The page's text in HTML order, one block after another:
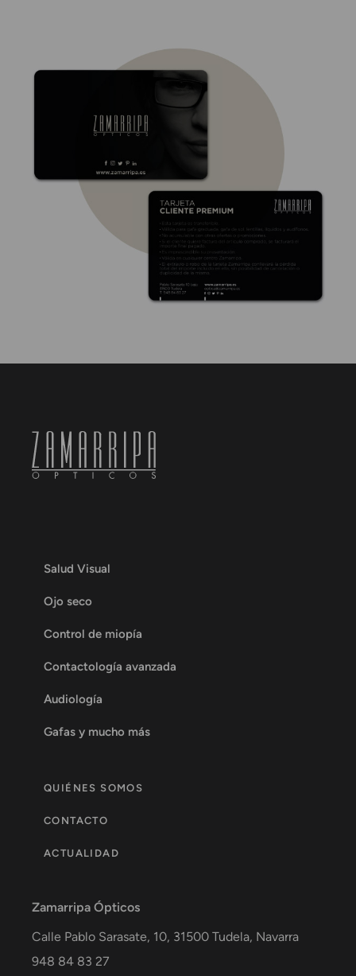
Salud Visual
Ojo seco
Control de miopía
Contactología avanzada
Audiología
Gafas y mucho más
QUIÉNES SOMOS
CONTACTO
ACTUALIDAD
Zamarripa Ópticos
Calle Pablo Sarasate, 10, 31500 Tudela, Navarra
948 84 83 27